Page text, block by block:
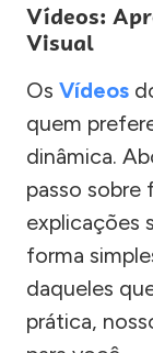
Vídeos:
Visual
Os Vídeos
quem
dinâmica.
passo sobre
explicações
forma
daqueles
prática,